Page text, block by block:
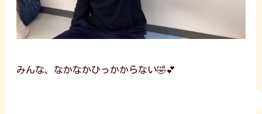
みんな、なかなかひっかからない🤣💕